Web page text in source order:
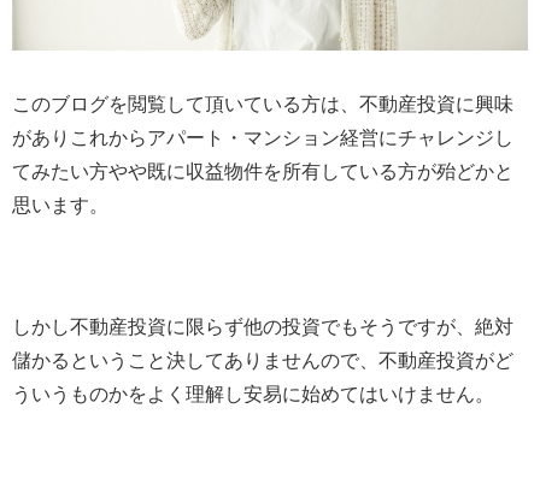
このブログを閲覧して頂いている方は、不動産投資に興味
がありこれからアパート・マンション経営にチャレンジし
てみたい方やや既に収益物件を所有している方が殆どかと
思います。
しかし不動産投資に限らず他の投資でもそうですが、絶対
儲かるということ決してありませんので、不動産投資がど
ういうものかをよく理解し安易に始めてはいけません。